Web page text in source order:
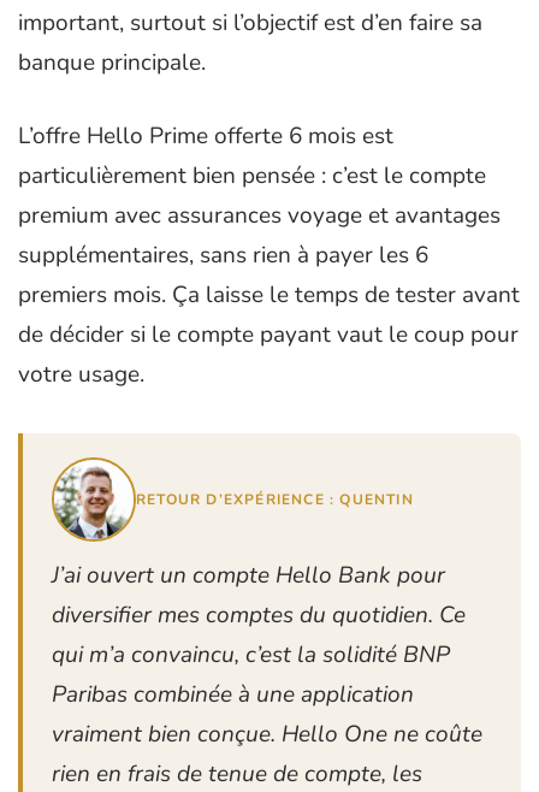
important, surtout si l’objectif est d’en faire sa
banque principale.
L’offre Hello Prime offerte 6 mois est
particulièrement bien pensée : c’est le compte
premium avec assurances voyage et avantages
supplémentaires, sans rien à payer les 6
premiers mois. Ça laisse le temps de tester avant
de décider si le compte payant vaut le coup pour
votre usage.
RETOUR D’EXPÉRIENCE : QUENTIN
J’ai ouvert un compte Hello Bank pour
diversifier mes comptes du quotidien. Ce
qui m’a convaincu, c’est la solidité BNP
Paribas combinée à une application
vraiment bien conçue. Hello One ne coûte
rien en frais de tenue de compte, les